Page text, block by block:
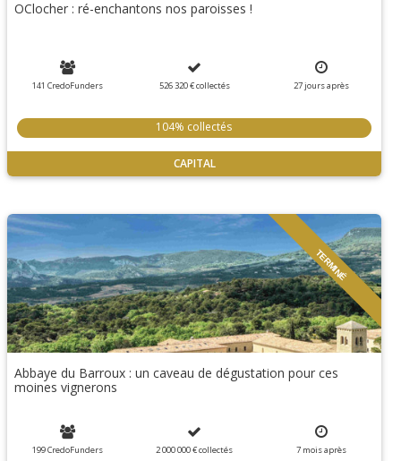
OClocher : ré-enchantons nos paroisses !
141 CredoFunders 526 320 €collectés 27joursaprès
104% collectés
CAPITAL
TERMINÉ
Abbaye du Barroux : un caveau de dégustation pour ces
moines vignerons
199 CredoFunders 2 000 000 €collectés 7moisaprès